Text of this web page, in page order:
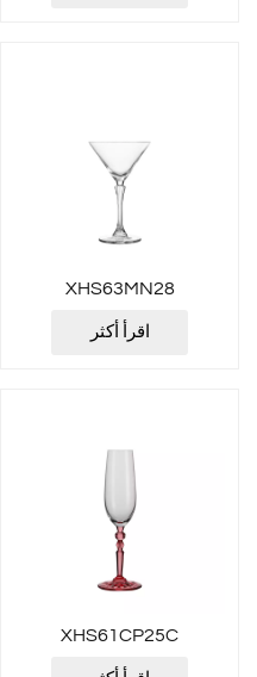
XHS63MN28
اقرأ أكثر
XHS61CP25C